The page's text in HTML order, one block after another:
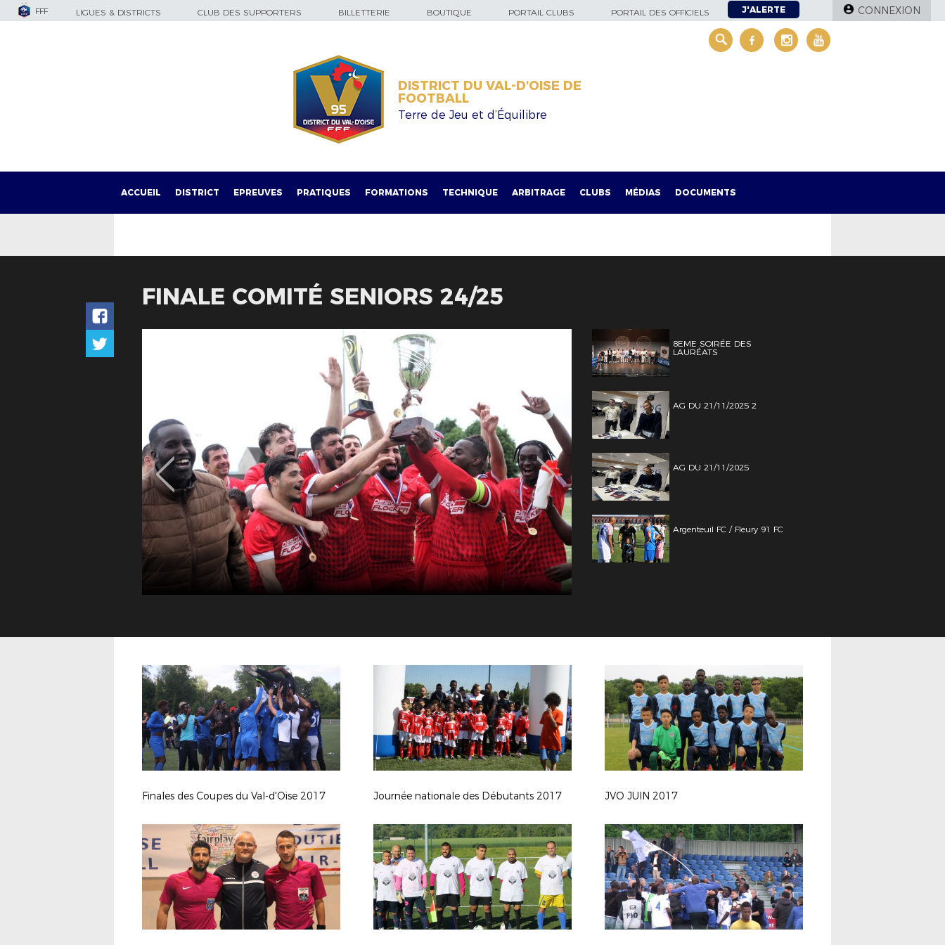
FFF LIGUES & DISTRICTS CLUB DES SUPPORTERS BILLETTERIE BOUTIQUE PORTAIL CLUBS PORTAIL DES OFFICIELS J'ALERTE CONNEXION
DISTRICT DU VAL-D'OISE DE
FOOTBALL
Terre de Jeu et d’Équilibre
ACCUEIL DISTRICT EPREUVES PRATIQUES FORMATIONS TECHNIQUE ARBITRAGE CLUBS MÉDIAS DOCUMENTS
FINALE COMITÉ SENIORS 24/25
8EME SOIRÉE DES
LAURÉATS
AG DU 21/11/2025 2
AG DU 21/11/2025
Argenteuil FC / Fleury 91 FC
Finales des Coupes du Val-d'Oise 2017 Journée nationale des Débutants 2017 JVO JUIN 2017